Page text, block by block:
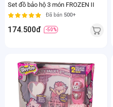
Set đồ bảo hộ 3 món FROZEN II
Đã bán 500+
174.500đ -50%